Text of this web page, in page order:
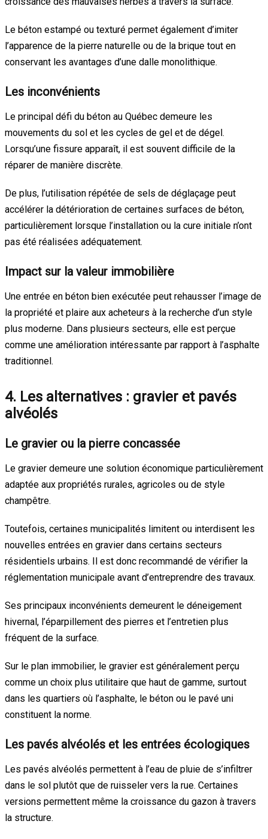
Le béton estampé ou texturé permet également d’imiter
l’apparence de la pierre naturelle ou de la brique tout en
conservant les avantages d’une dalle monolithique.
Les inconvénients
Le principal défi du béton au Québec demeure les
mouvements du sol et les cycles de gel et de dégel.
Lorsqu’une fissure apparaît, il est souvent difficile de la
réparer de manière discrète.
De plus, l’utilisation répétée de sels de déglaçage peut
accélérer la détérioration de certaines surfaces de béton,
particulièrement lorsque l’installation ou la cure initiale n’ont
pas été réalisées adéquatement.
Impact sur la valeur immobilière
Une entrée en béton bien exécutée peut rehausser l’image de
la propriété et plaire aux acheteurs à la recherche d’un style
plus moderne. Dans plusieurs secteurs, elle est perçue
comme une amélioration intéressante par rapport à l’asphalte
traditionnel.
4. Les alternatives : gravier et pavés
alvéolés
Le gravier ou la pierre concassée
Le gravier demeure une solution économique particulièrement
adaptée aux propriétés rurales, agricoles ou de style
champêtre.
Toutefois, certaines municipalités limitent ou interdisent les
nouvelles entrées en gravier dans certains secteurs
résidentiels urbains. Il est donc recommandé de vérifier la
réglementation municipale avant d’entreprendre des travaux.
Ses principaux inconvénients demeurent le déneigement
hivernal, l’éparpillement des pierres et l’entretien plus
fréquent de la surface.
Sur le plan immobilier, le gravier est généralement perçu
comme un choix plus utilitaire que haut de gamme, surtout
dans les quartiers où l’asphalte, le béton ou le pavé uni
constituent la norme.
Les pavés alvéolés et les entrées écologiques
Les pavés alvéolés permettent à l’eau de pluie de s’infiltrer
dans le sol plutôt que de ruisseler vers la rue. Certaines
versions permettent même la croissance du gazon à travers
la structure.